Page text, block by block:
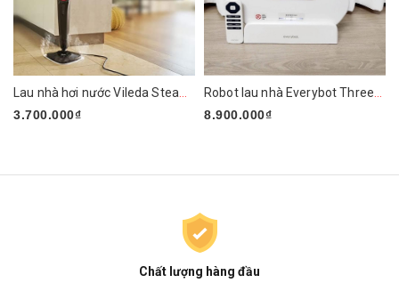
3.700.000₫
8.900.000₫
Chất lượng hàng đầu